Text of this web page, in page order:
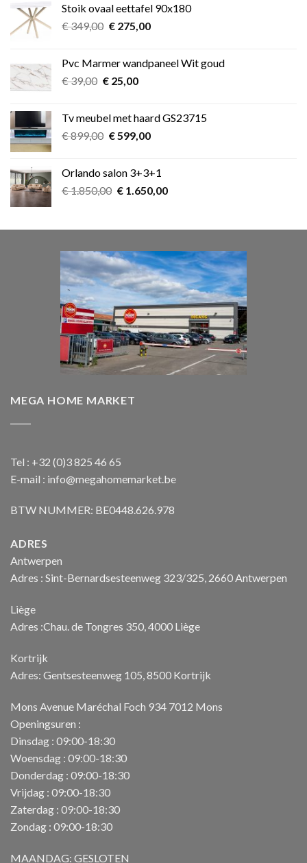
€ 349,00.€ 275,00.
Stoik ovaal eettafel 90x180
€349,00 Oorspronkelijke
€ 349,00.
€275,00Huidige
€ 275,00.
Pvc Marmer wandpaneel Wit goud
€39,00 Oorspronkelijke
€ 39,00.
€25,00Huidige
€ 25,00.
Tv meubel met haard GS23715
€899,00 Oorspronkelijke
€ 899,00.
€599,00Huidige
€ 599,00.
Orlando salon 3+3+1
€1.850,00 Oorspronkelijke
€ 1.850,00.
€1.650,00Huidige
€ 1.650,00.
MEGA HOME MARKET
Tel : +32 (0)3 825 46 65
E-mail : info@megahomemarket.be
BTW NUMMER: BE0448.626.978
ADRES
Antwerpen
Adres : Sint-Bernardsesteenweg 323/325, 2660 Antwerpen
Liège
Adres :Chau. de Tongres 350, 4000 Liège
Kortrijk
Adres: Gentsesteenweg 105, 8500 Kortrijk
Mons Avenue Maréchal Foch 934 7012 Mons
Openingsuren :
Dinsdag : 09:00-18:30
Woensdag : 09:00-18:30
Donderdag : 09:00-18:30
Vrijdag : 09:00-18:30
Zaterdag : 09:00-18:30
Zondag : 09:00-18:30
MAANDAG: GESLOTEN